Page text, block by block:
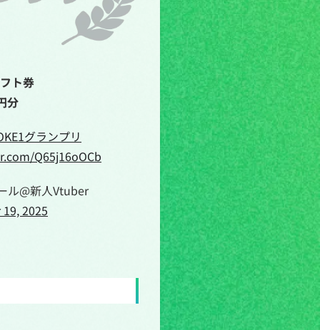
ト券
分
グランプリ
Q65j16oOCb
ル@新人Vtuber
2025